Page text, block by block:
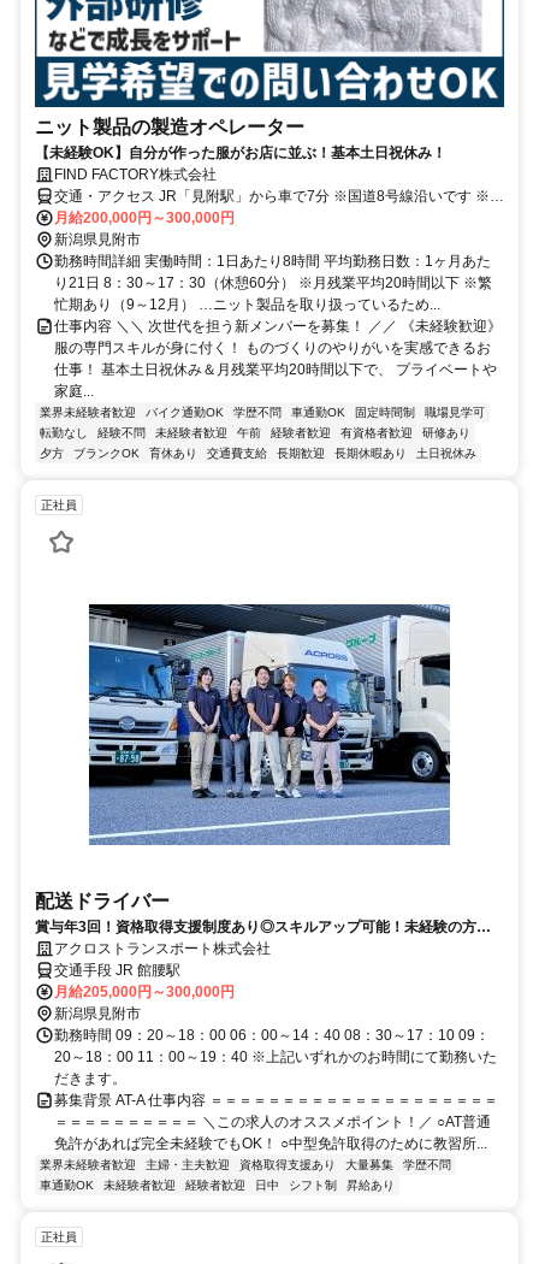
ニット製品の製造オペレーター
【未経験OK】自分が作った服がお店に並ぶ！基本土日祝休み！
FIND FACTORY株式会社
交通・アクセス JR「見附駅」から車で7分 ※国道8号線沿いです ※転
勤なし
月給200,000円～300,000円
新潟県見附市
勤務時間詳細 実働時間：1日あたり8時間 平均勤務日数：1ヶ月あた
り21日 8：30～17：30（休憩60分） ※月残業平均20時間以下 ※繁
忙期あり（9～12月） …ニット製品を取り扱っているため...
仕事内容 ＼＼ 次世代を担う新メンバーを募集！ ／／ 《未経験歓迎》
服の専門スキルが身に付く！ ものづくりのやりがいを実感できるお
仕事！ 基本土日祝休み＆月残業平均20時間以下で、 プライベートや
家庭...
業界未経験者歓迎 バイク通勤OK 学歴不問 車通勤OK 固定時間制
職場見学可
転勤なし
経験不問 未経験者歓迎 午前 経験者歓迎 有資格者歓迎
研修あり
夕方
ブランクOK 育休あり 交通費支給 長期歓迎 長期休暇あり 土日祝休み
正社員
配送ドライバー
賞与年3回！資格取得支援制度あり◎スキルアップ可能！未経験の方で
も、丁寧な指導があるため安心してスタートできます！
アクロストランスポート株式会社
交通手段 JR 館腰駅
月給205,000円～300,000円
新潟県見附市
勤務時間 09：20～18：00 06：00～14：40 08：30～17：10 09：
20～18：00 11：00～19：40 ※上記いずれかのお時間にて勤務いた
だきます。
募集背景 AT-A 仕事内容 ＝＝＝＝＝＝＝＝＝＝＝＝＝＝＝＝＝＝＝＝
＝＝＝＝＝＝＝＝＝＝ ＼この求人のオススメポイント！／ ○AT普通
免許があれば完全未経験でもOK！ ○中型免許取得のために教習所...
業界未経験者歓迎 主婦・主夫歓迎 資格取得支援あり 大量募集
学歴不問
車通勤OK
未経験者歓迎 経験者歓迎 日中 シフト制 昇給あり
正社員